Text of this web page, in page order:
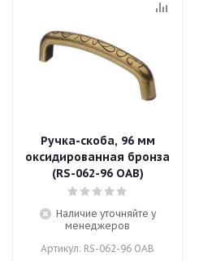
Ручка-скоба, 96 мм
оксидированная бронза
(RS-062-96 OAB)
Наличие уточняйте у
менеджеров
Артикул: RS-062-96 OAB